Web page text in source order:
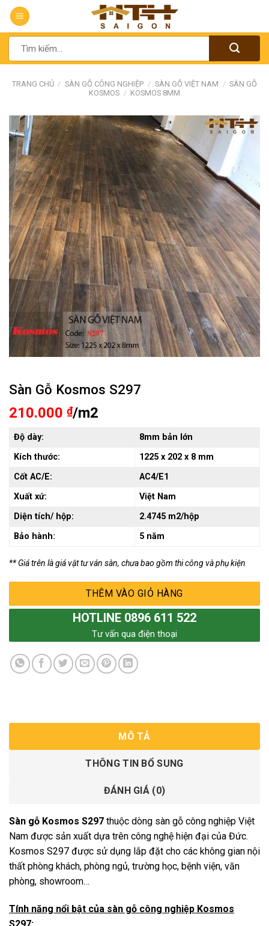
Chuyển
đến
nộiTìm
kiếm:
TRANG CHỦ / SÀN GỖ CÔNG NGHIỆP / SÀN GỖ VIỆT NAM / SÀN GỖ
KOSMOS / KOSMOS 8MM
Sàn Gỗ Kosmos S297
210.000 ₫/m2
Độ dày:
8mm bản lớn
Kích thước:
1225 x 202 x 8 mm
Cốt AC/E:
AC4/E1
Xuất xứ:
Việt Nam
Diện tích/ hộp:
2.4745 m2/hộp
Bảo hành:
5 năm
** Giá trên là giá vật tư ván sàn, chưa bao gồm thi công và phụ kiện
THÊM VÀO GIỎ HÀNG
HOTLINE 0896 611 522
Tư vấn qua điện thoại
MÔ TẢ
THÔNG TIN BỔ SUNG
ĐÁNH GIÁ (0)
Sàn gỗ Kosmos S297 thuộc dòng sàn gỗ công nghiệp Việt
Nam được sản xuất dựa trên công nghệ hiện đại của Đức.
Kosmos S297 được sử dụng lắp đặt cho các không gian nội
thất phòng khách, phòng ngủ, trường học, bệnh viện, văn
phòng, showroom…
Tính năng nổi bật của sàn gỗ công nghiệp Kosmos